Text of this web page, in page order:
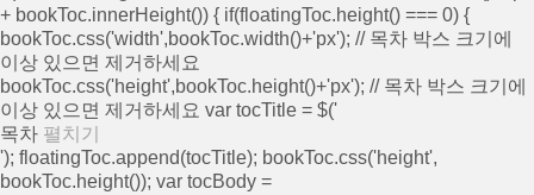
+ bookToc.innerHeight()) { if(floatingToc.height() === 0) {
bookToc.css('width',bookToc.width()+'px'); // 목차 박스 크기에
이상 있으면 제거하세요
bookToc.css('height',bookToc.height()+'px'); // 목차 박스 크기에
이상 있으면 제거하세요 var tocTitle = $('
목차 펼치기
'); floatingToc.append(tocTitle); bookToc.css('height',
bookToc.height()); var tocBody =